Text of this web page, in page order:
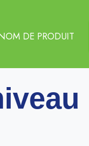
DE PRODUIT